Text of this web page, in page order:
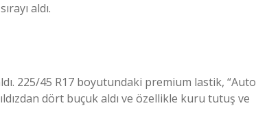
aldı.
225/45 R17 boyutundaki premium lastik, “Auto
dört buçuk aldı ve özellikle kuru tutuş ve